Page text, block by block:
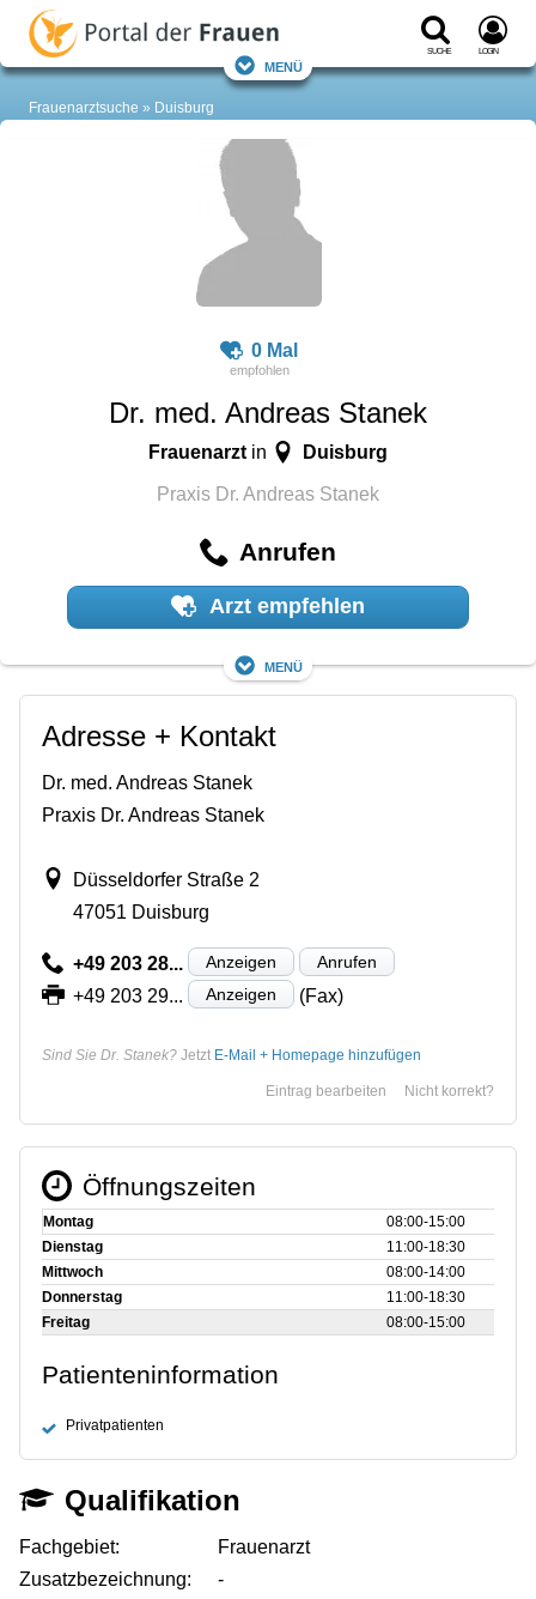
Suche Login
Menü
Frauenarztsuche Duisburg
0 Mal
Dr. med. Andreas Stanek
Frauenarzt in Duisburg
Praxis Dr. Andreas Stanek
Anrufen
Arzt empfehlen
Menü
Adresse + Kontakt
Dr. med. Andreas Stanek
Praxis Dr. Andreas Stanek
Düsseldorfer Straße 2
47051 Duisburg
+49 203 28... Anzeigen Anrufen
+49 203 29... Anzeigen (Fax)
Sind Sie Dr. Stanek? Jetzt E-Mail + Homepage hinzufügen
Nicht korrekt?
Eintrag bearbeiten
Öffnungszeiten
Montag
08:00‑15:00
Dienstag
11:00‑18:30
Mittwoch
08:00‑14:00
Donnerstag
11:00‑18:30
Freitag
08:00‑15:00
Patienteninformation
Privatpatienten
Qualifikation
Fachgebiet:
Frauenarzt
Zusatzbezeichnung:
-